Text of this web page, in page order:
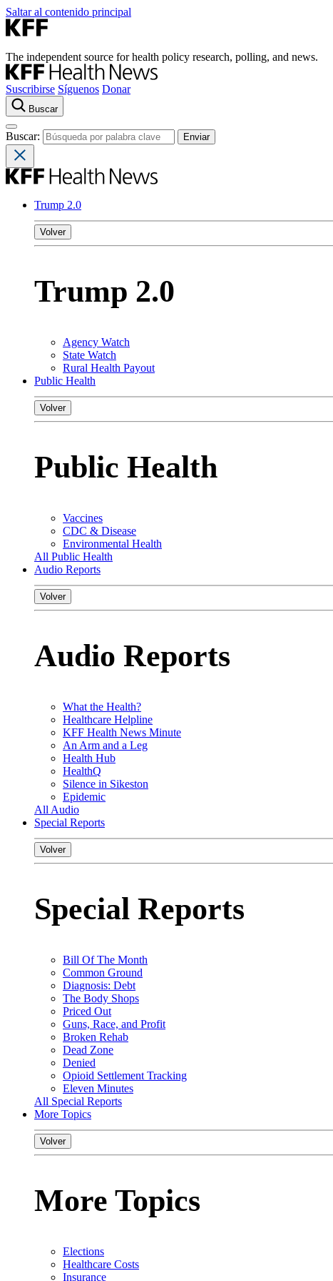
Saltar al contenido principal
The independent source for health policy research, polling, and news.
Suscribirse Síguenos Donar
Buscar
Buscar:
Trump 2.0
Volver
Trump 2.0
Agency Watch
State Watch
Rural Health Payout
Public Health
Volver
Public Health
Vaccines
CDC & Disease
Environmental Health
All Public Health
Audio Reports
Volver
Audio Reports
What the Health?
Healthcare Helpline
KFF Health News Minute
An Arm and a Leg
Health Hub
HealthQ
Silence in Sikeston
Epidemic
All Audio
Special Reports
Volver
Special Reports
Bill Of The Month
Common Ground
Diagnosis: Debt
The Body Shops
Priced Out
Guns, Race, and Profit
Broken Rehab
Dead Zone
Denied
Opioid Settlement Tracking
Eleven Minutes
All Special Reports
More Topics
Volver
More Topics
Elections
Healthcare Costs
Insurance